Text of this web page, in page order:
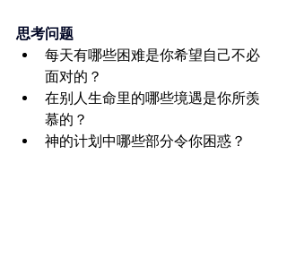
思考问题
每天有哪些困难是你希望自己不必
面对的？
在别人生命里的哪些境遇是你所羡
慕的？
神的计划中哪些部分令你困惑？